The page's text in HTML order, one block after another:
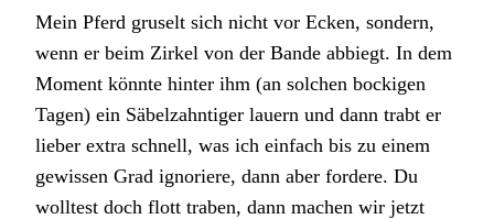
Mein Pferd gruselt sich nicht vor Ecken, sondern,
wenn er beim Zirkel von der Bande abbiegt. In dem
Moment könnte hinter ihm (an solchen bockigen
Tagen) ein Säbelzahntiger lauern und dann trabt er
lieber extra schnell, was ich einfach bis zu einem
gewissen Grad ignoriere, dann aber fordere. Du
wolltest doch flott traben, dann machen wir jetzt